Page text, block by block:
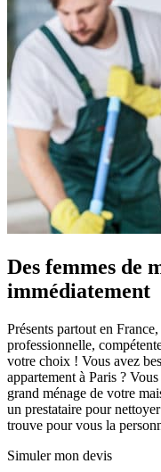
Des femmes de
immédiatement
Présents partout en
professionnelle,
votre choix ! Vous avez
appartement à Paris ?
grand ménage de votre
un prestataire pour
trouve pour vous la
Simuler mon devis